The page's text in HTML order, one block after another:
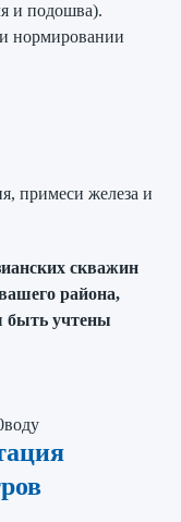
и подошва).
нормировании
примеси железа и
скважин
района,
быть учтены